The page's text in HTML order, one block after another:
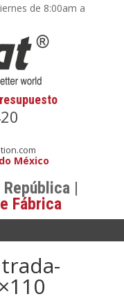
de 8:00am a
México
|
Fábrica